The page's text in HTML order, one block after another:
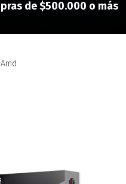
de $500.000 o más